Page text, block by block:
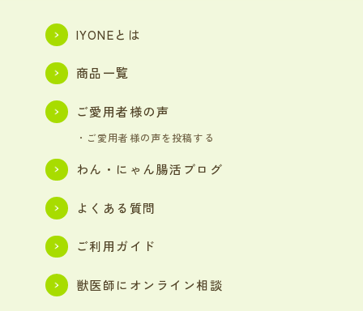
IYONEとは
商品一覧
ご愛用者様の声
・ご愛用者様の声を投稿する
わん・にゃん腸活ブログ
よくある質問
ご利用ガイド
獣医師にオンライン相談